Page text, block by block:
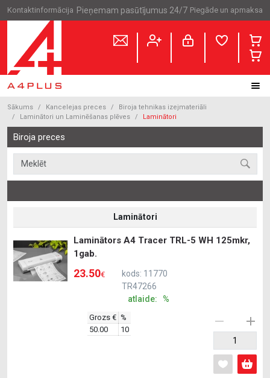
Kontaktinformācija Pieņemam pasūtījumus 24/7 Piegāde un apmaksa
Sākums Kancelejas preces
Biroja tehnikas izejmateriāli
Laminātori un Laminēšanas plēves
Laminātori
Biroja preces
Laminātori
Laminātors A4 Tracer TRL-5 WH 125mkr,
1gab.
23.50€
kods: 11770
TR47266
atlaide: %
Grozs € %
50.00
10